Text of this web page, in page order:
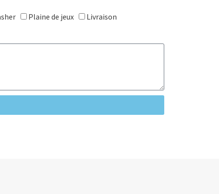
Plaine de jeux
Livraison